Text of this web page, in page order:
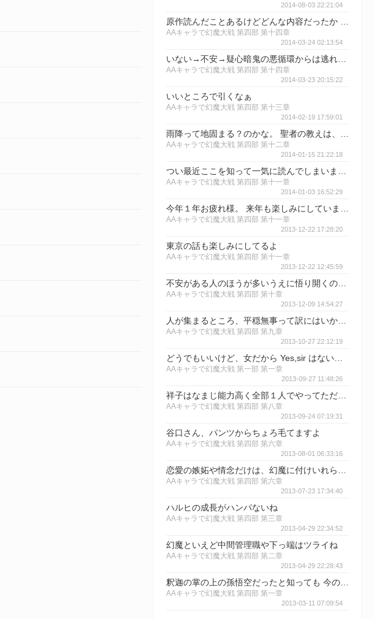
2014-08-03 22:21:04
AAキャラで幻魔大戦 第四部 第十四章
2014-03-24 02:13:54
AAキャラで幻魔大戦 第四部 第十四章
2014-03-23 20:15:22
いいところで引くなぁ
AAキャラで幻魔大戦 第四部 第十三章
2014-02-19 17:59:01
AAキャラで幻魔大戦 第四部 第十二章
2014-01-15 21:22:18
AAキャラで幻魔大戦 第四部 第十一章
2014-01-03 16:52:29
AAキャラで幻魔大戦 第四部 第十一章
2013-12-22 17:28:20
東京の話も楽しみにしてるよ
AAキャラで幻魔大戦 第四部 第十一章
2013-12-22 12:45:59
AAキャラで幻魔大戦 第四部 第十章
2013-12-09 14:54:27
AAキャラで幻魔大戦 第四部 第九章
2013-10-27 22:12:19
AAキャラで幻魔大戦 第一部 第一章
2013-09-27 11:48:26
AAキャラで幻魔大戦 第四部 第八章
2013-09-24 07:19:31
谷口さん、パンツからちょろ毛てますよ
AAキャラで幻魔大戦 第四部 第六章
2013-08-01 06:33:16
AAキャラで幻魔大戦 第四部 第六章
2013-07-23 17:34:40
ハルヒの成長がハンパないね
AAキャラで幻魔大戦 第四部 第三章
2013-04-29 22:34:52
幻魔といえど中間管理職や下っ端はツライね
AAキャラで幻魔大戦 第四部 第二章
2013-04-29 22:28:43
AAキャラで幻魔大戦 第四部 第一章
2013-03-11 07:09:54